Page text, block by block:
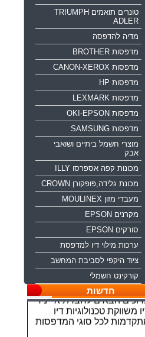
טונרים תואמים TRIUMPH
ADLER
מדיה להדפסה
מדפסות BROTHER
מדפסות CANON-XEROX
מדפסות HP
מדפסות LEXMARK
מדפסות OKI-EPSON
מדפסות SAMSUNG
מוצרי חשמל ביתיים ושואבי
אבק
מכונות קפה אספרסו ILLY
מכונת גלידה,פופקורן CROWN
מעבדי מזון MOULINEX
מקרנים EPSON
סורקים EPSON
ערכות מילוי דיו למדפסת
ציוד היקפי לסביבת המחשב
קורקינט חשמלי
חדשות
ברוכים הבאים לחברת איי ניד
משווקת טכנולוגיות דיו
לכל סוגי המדפסות